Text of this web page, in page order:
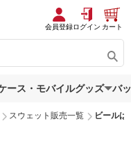
会員登録ログイン カート
ース・モバイルグッズ バ
スウェット販売一覧 ビールは